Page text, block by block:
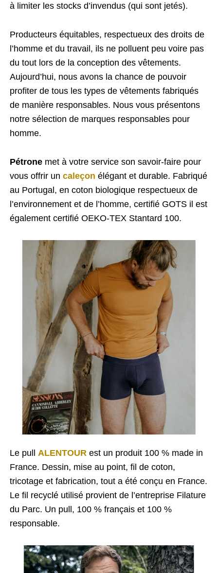
à limiter les stocks d’invendus (qui sont jetés).
Producteurs équitables, respectueux des droits de
l’homme et du travail, ils ne polluent peu voire pas
du tout lors de la conception des vêtements.
Aujourd’hui, nous avons la chance de pouvoir
profiter de tous les types de vêtements fabriqués
de manière responsables. Nous vous présentons
notre sélection de marques responsables pour
homme.
Pétrone met à votre service son savoir-faire pour
vous offrir un caleçon élégant et durable. Fabriqué
au Portugal, en coton biologique respectueux de
l’environnement et de l’homme, certifié GOTS il est
également certifié OEKO-TEX Stantard 100.
Le pull ALENTOUR est un produit 100 % made in
France. Dessin, mise au point, fil de coton,
tricotage et fabrication, tout a été conçu en France.
Le fil recyclé utilisé provient de l’entreprise Filature
du Parc. Un pull, 100 % français et 100 %
responsable.